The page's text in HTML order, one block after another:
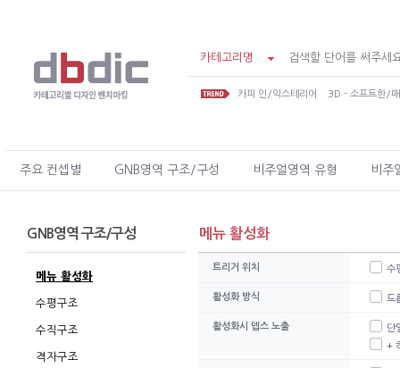
카테고리명
카피 인/익스테리어 3D - 소프트한/
주요 컨셉별 GNB영역 구조/구성 비주얼영역 유형 비주
GNB영역 구조/구성
메뉴 활성화
수평구조
수직구조
격자구조
메뉴 활성화
트리거 위치 수
활성화 방식 드
활성화시 뎁스 노출
단
+